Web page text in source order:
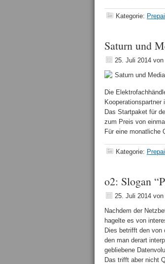
Kategorie:
Saturn und
25. Juli 2014 von
Saturn und
Die
Das Startpaket für
zum Preis von
Für eine monatliche
Kategorie:
o2: Slogan
25. Juli 2014 von
Nachdem der
hagelte es von
Dies betrifft den von
den man derart
gebliebene
Das trifft aber nicht